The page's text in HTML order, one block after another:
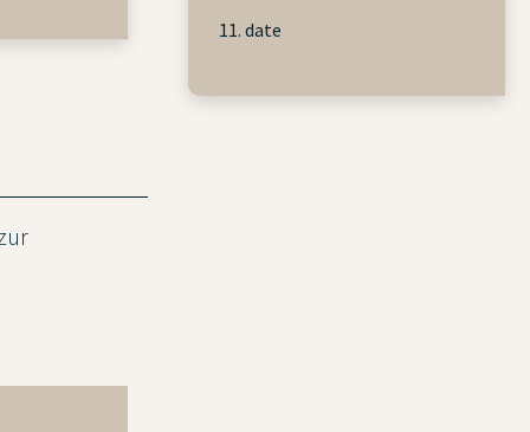
11. date